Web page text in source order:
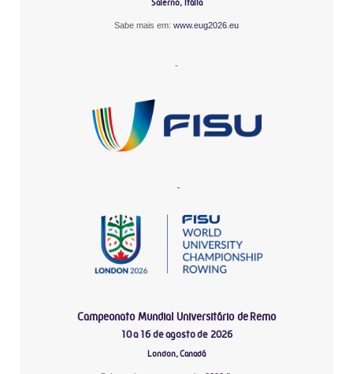
Salerno, Itália
Sabe mais em: www.eug2026.eu
-
-
Campeonato Mundial Universitário de Remo
10 a 16 de agosto de 2026
London, Canadá